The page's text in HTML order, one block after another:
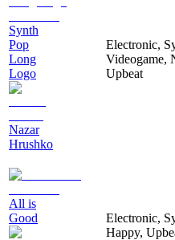
Synth
Pop
Long
Logo
Nazar
Hrushko
Electronic,
Videogame,
Upbeat
All is
Good
Electronic,
Happy,